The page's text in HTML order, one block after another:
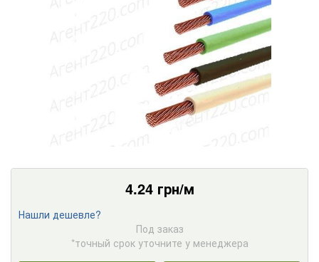
4.24грн/м
Нашли дешевле?
Под заказ
*точный срок уточните у менеджера